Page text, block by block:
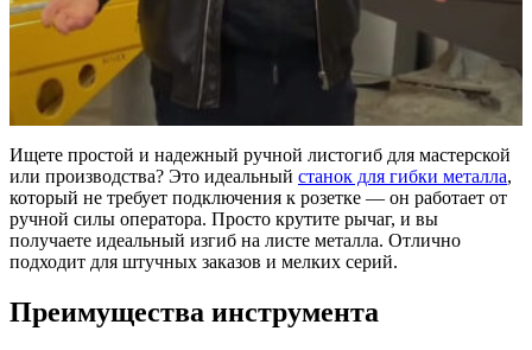
Ищете простой и надежный ручной листогиб для мастерской
или производства? Это идеальный станок для гибки металла,
который не требует подключения к розетке — он работает от
ручной силы оператора. Просто крутите рычаг, и вы
получаете идеальный изгиб на листе металла. Отлично
подходит для штучных заказов и мелких серий.
Преимущества инструмента